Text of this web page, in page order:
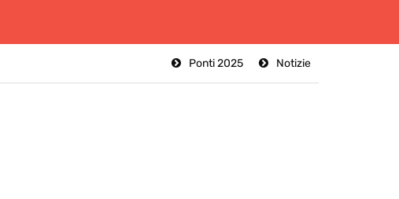
Notizie
Ponti 2025